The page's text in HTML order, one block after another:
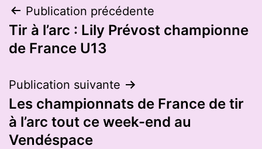
Navigation
de
Publication précédente
Tir à l’arc : Lily Prévost championne
de France U13
Publication suivante
Les championnats de France de tir
à l’arc tout ce week-end au
Vendéspace